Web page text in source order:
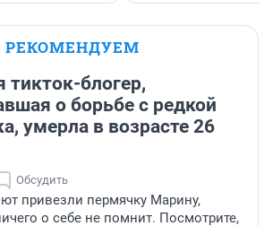
РЕКОМЕНДУЕМ
тикток-блогер,
о борьбе с редкой
умерла в возрасте 26
Обсудить
привезли пермячку Марину,
о себе не помнит. Посмотрите,